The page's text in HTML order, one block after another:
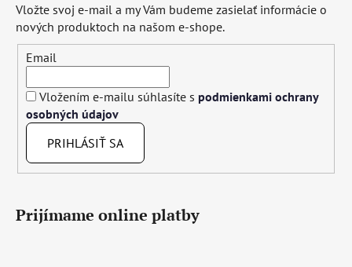
Vložte svoj e-mail a my Vám budeme zasielať informácie o
nových produktoch na našom e-shope.
Email
Vložením e-mailu súhlasíte s podmienkami ochrany
osobných údajov
PRIHLÁSIŤ SA
Prijímame online platby